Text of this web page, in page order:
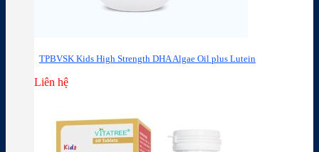
TPBVSK Kids High Strength DHA Algae Oil plus Lutein
Liên hệ